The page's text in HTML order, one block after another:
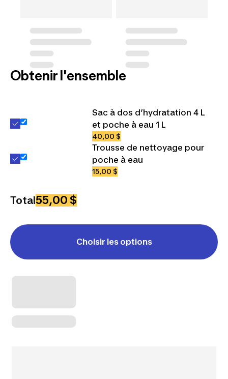
Obtenir l'ensemble
Sac à dos d’hydratation 4 L
et poche à eau 1 L
40,00 $
Trousse de nettoyage pour
poche à eau
15,00 $
Total55,00 $
Choisir les options